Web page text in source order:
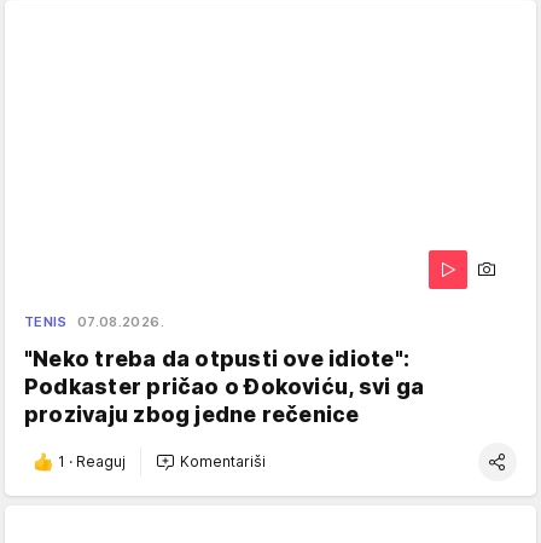
TENIS 07.08.2026.
"Neko treba da otpusti ove idiote":
Podkaster pričao o Đokoviću, svi ga
prozivaju zbog jedne rečenice
1 · Reaguj Komentariši